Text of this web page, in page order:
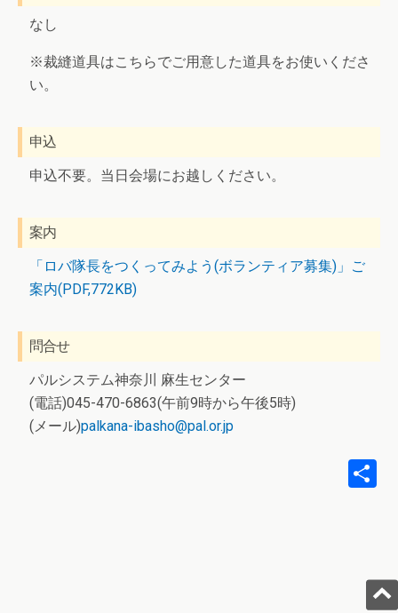
なし
※裁縫道具はこちらでご用意した道具をお使いくださ
い。
申込
申込不要。当日会場にお越しください。
案内
「ロバ隊長をつくってみよう(ボランティア募集)」ご
案内(PDF,772KB)
問合せ
パルシステム神奈川 麻生センター
(電話)045-470-6863(午前9時から午後5時)
(メール)palkana-ibasho@pal.or.jp